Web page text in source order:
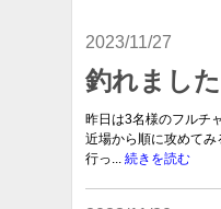
2023/11/27
釣れまし
昨日は3名様のフルチ
近場から順に攻めて
行っ... 続きを読む